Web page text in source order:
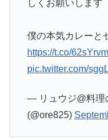
しくお願いします
僕の本気カレーと
https://t.co/
pic.twitter.com/
— リュウジ@料理
(@ore825)